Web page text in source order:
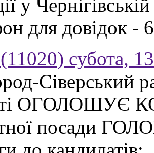
у
для довідок -
субота,
Сіверський
ОГОЛОШУЄ
посади